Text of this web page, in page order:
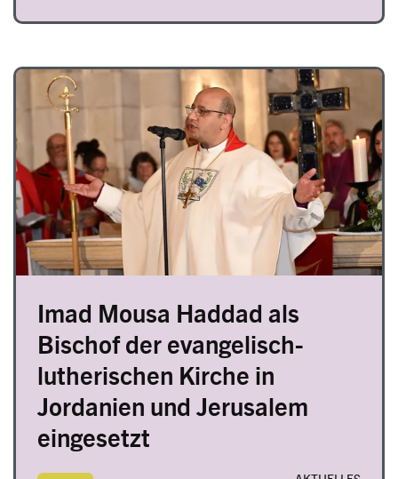
Image
Imad Mousa Haddad als
Bischof der evangelisch-
lutherischen Kirche in
Jordanien und Jerusalem
eingesetzt